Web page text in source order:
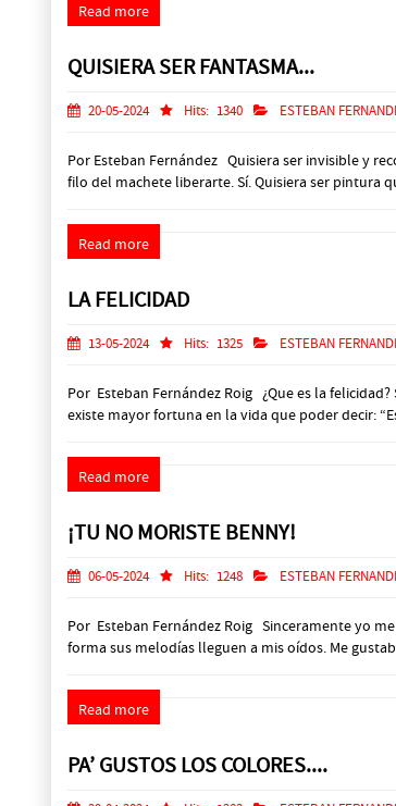
Read more
QUISIERA SER FANTASMA...
20-05-2024 Hits: 1340 ESTEBAN
Por Esteban Fernández Quisiera ser invisible y
filo del machete liberarte. Sí. Quisiera ser pintura
Read more
LA FELICIDAD
13-05-2024 Hits: 1325 ESTEBAN
Por Esteban Fernández Roig ¿Que es la
existe mayor fortuna en la vida que poder decir:
Read more
¡TU NO MORISTE BENNY!
06-05-2024 Hits: 1248 ESTEBAN
Por Esteban Fernández Roig Sinceramente yo
forma sus melodías lleguen a mis oídos. Me
Read more
PA’ GUSTOS LOS COLORES....